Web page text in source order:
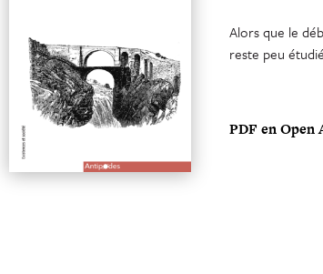
Alors que le
reste peu
PDF en Open